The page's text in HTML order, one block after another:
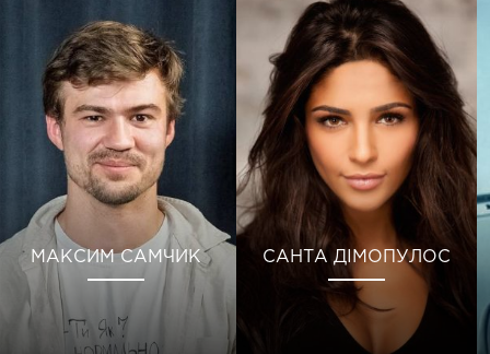
МАКСИМ САМЧИК САНТА ДІМОПУЛОС